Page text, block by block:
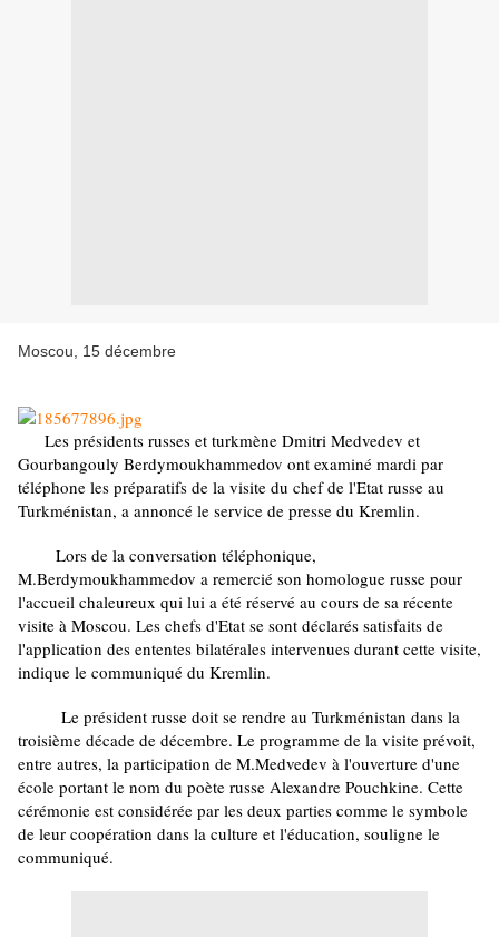
Moscou, 15 décembre
Les présidents russes et turkmène Dmitri Medvedev et
Gourbangouly Berdymoukhammedov ont examiné mardi par
téléphone les préparatifs de la visite du chef de l'Etat russe au
Turkménistan, a annoncé le service de presse du Kremlin.
Lors de la conversation téléphonique,
M.Berdymoukhammedov a remercié son homologue russe pour
l'accueil chaleureux qui lui a été réservé au cours de sa récente
visite à Moscou. Les chefs d'Etat se sont déclarés satisfaits de
l'application des ententes bilatérales intervenues durant cette visite,
indique le communiqué du Kremlin.
Le président russe doit se rendre au Turkménistan dans la
troisième décade de décembre. Le programme de la visite prévoit,
entre autres, la participation de M.Medvedev à l'ouverture d'une
école portant le nom du poète russe Alexandre Pouchkine. Cette
cérémonie est considérée par les deux parties comme le symbole
de leur coopération dans la culture et l'éducation, souligne le
communiqué.